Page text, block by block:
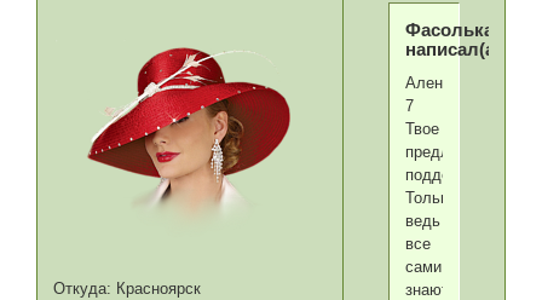
Откуда: Красноярск
Фасолька
написал(а):
Алена
7
Твое
предложение
поддерживаю.
Только
ведь
все
сами
знают